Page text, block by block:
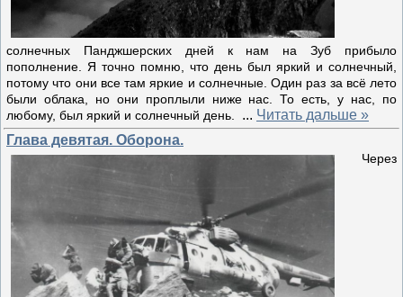
солнечных Панджшерских дней к нам на Зуб прибыло
пополнение. Я точно помню, что день был яркий и солнечный,
потому что они все там яркие и солнечные. Один раз за всё лето
были облака, но они проплыли ниже нас. То есть, у нас, по
любому, был яркий и солнечный день.
... Читать дальше »
Глава девятая. Оборона.
Через